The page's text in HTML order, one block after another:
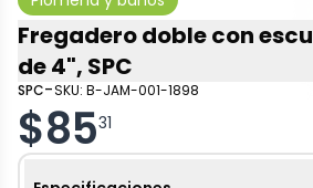
Fregadero doble con
de 4", SPC
SPC-SKU: B-JAM-001-1898
$8531